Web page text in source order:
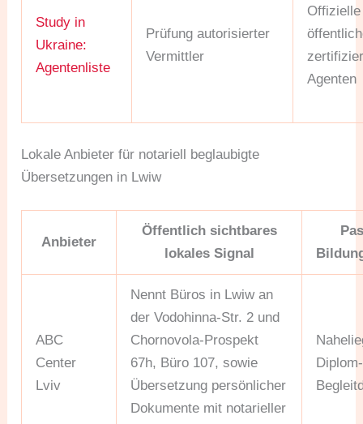
Study in
Ukraine:
Agentenliste
Prüfung autorisierter
Vermittler
Offizielle
Agenten
Lokale Anbieter für notariell beglaubigte
Übersetzungen in Lwiw
Anbieter
Öffentlich sichtbares
lokales Signal
ABC
Center
Lviv
Nennt Büros in Lwiw an
der Vodohinna-Str. 2 und
Chornovola-Prospekt
67h, Büro 107, sowie
Übersetzung persönlicher
Dokumente mit notarieller